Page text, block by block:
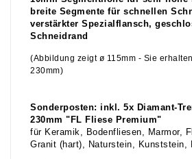
breite Segmente für schnellen
verstärkter Spezialflansch,
Schneidrand
(Abbildung zeigt ø 115mm - Sie
230mm)
Sonderposten: inkl. 5x Diamant-
230mm "FL Fliese Premium"
für Keramik, Bodenfliesen, Marmor,
Granit (hart), Naturstein, Kunststein,